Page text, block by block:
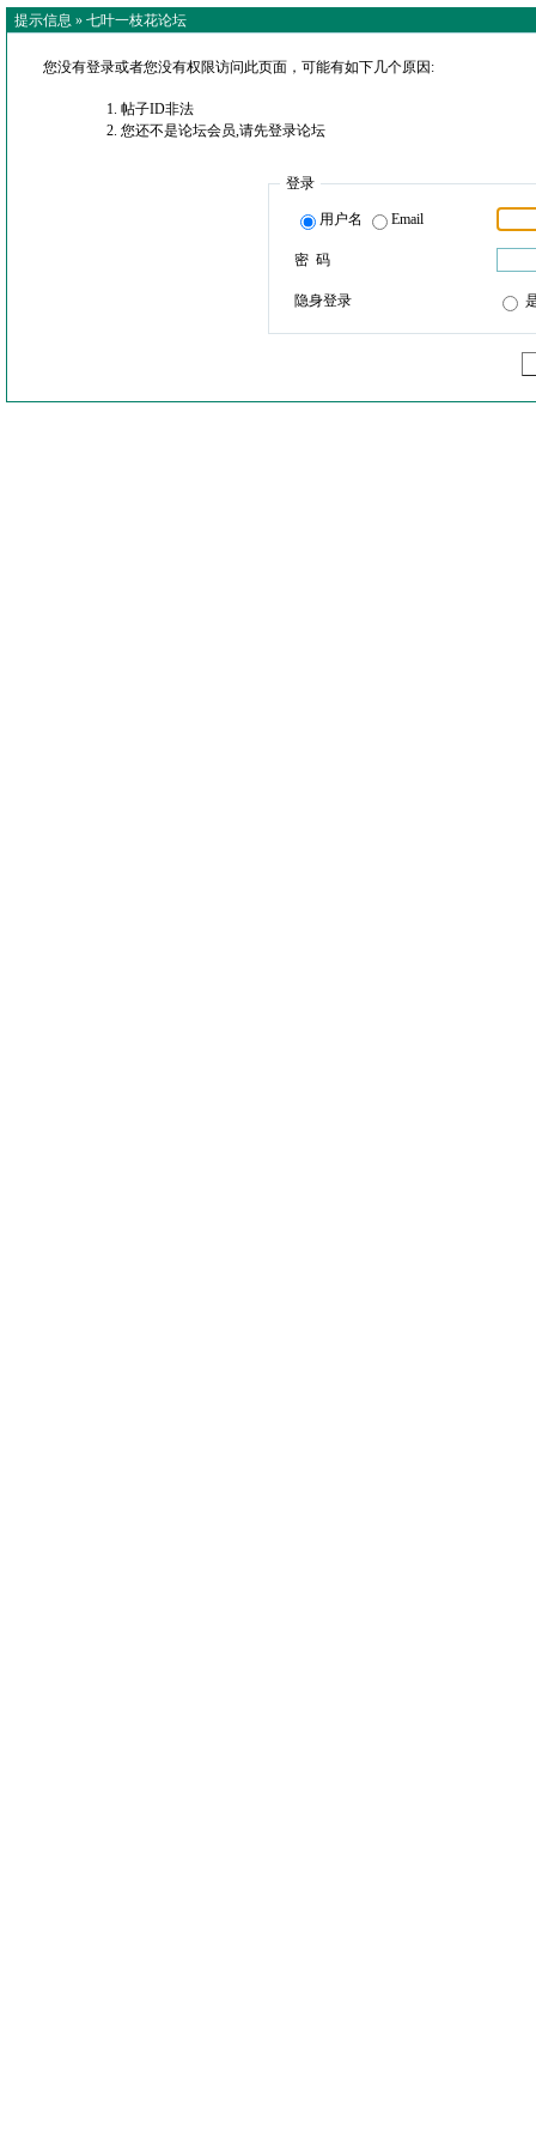
提示信息 » 七叶一枝花论坛
您没有登录或者您没有权限访问此页面，可能有如下几个原因:
帖子ID非法
您还不是论坛会员,请先登录论坛
登录
用户名 Email
密 码
隐身登录